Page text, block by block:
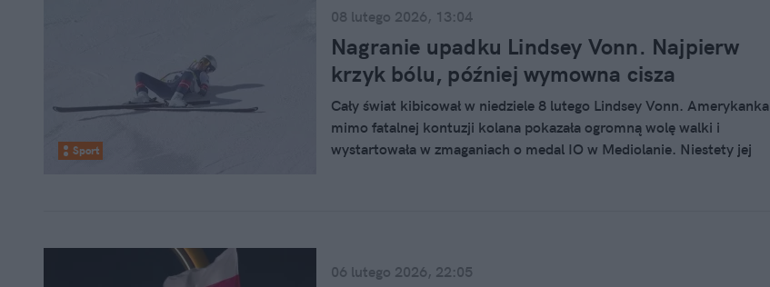
Sport
08 lutego 2026, 13:04
Nagranie upadku Lindsey Vonn. Najpierw
krzyk bólu, później wymowna cisza
Cały świat kibicował w niedziele 8 lutego Lindsey Vonn. Amerykanka
mimo fatalnej kontuzji kolana pokazała ogromną wolę walki i
wystartowała w zmaganiach o medal IO w Mediolanie. Niestety jej
06 lutego 2026, 22:05